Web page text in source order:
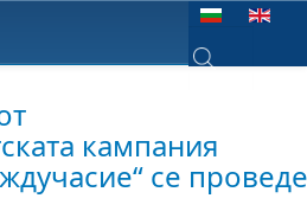
Изберете език
кампания
се